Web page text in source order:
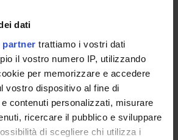
dati
partner trattiamo i vostri dati
il vostro numero IP, utilizzando
per memorizzare e accedere
vostro dispositivo al fine di
contenuti personalizzati, misurare
ricercare il pubblico e sviluppare
di scegliere chi utilizza i